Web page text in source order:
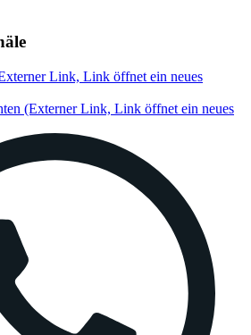
Link, Link öffnet ein neues
(Externer Link, Link öffnet ein neues